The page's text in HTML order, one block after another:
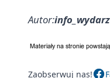
Autor:
Zaobserwuj nas!